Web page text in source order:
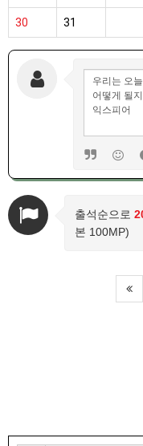
30 31
출석순으로
본 100MP)